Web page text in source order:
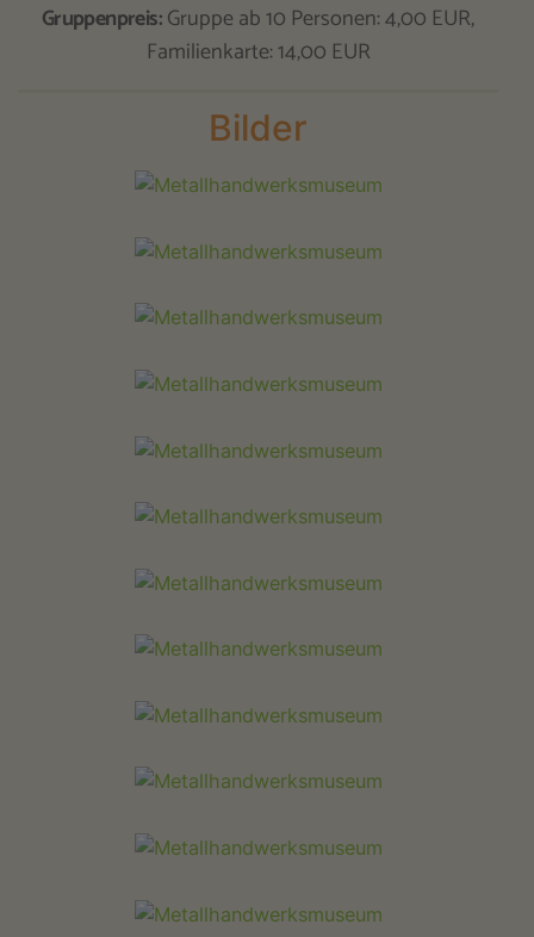
Gruppenpreis:Gruppe ab 10 Personen: 4,00 EUR,
Familienkarte: 14,00 EUR
Bilder